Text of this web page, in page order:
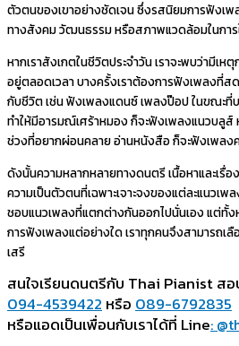
ตัวตนของเขาอย่างชัดเจน ซึ่งรสนิยมการฟังเ
ทางสังคม วัฒนธรรม หรือสภาพแวดล้อมในการ
หากเราสังเกตในชีวิตประจำวัน เราจะพบว่ามีเ
อยู่ตลอดเวลา บางครั้งเราต้องการฟังเพลงที่ส
กับชีวิต เช่น ฟังเพลงแดนซ์ เพลงป๊อป ในขณะที่
ทำให้มีอารมณ์เศร้าหมอง ก็จะฟังเพลงแนวบลูส์
ช่วงที่อยากผ่อนคลาย อ่านหนังสือ ก็จะฟังเพลง
ดังนั้นความหลากหลายทางดนตรี เนื้อหาและเรื่
ความเป็นตัวตนที่เฉพาะเจาะจงของแต่ละแนวเพ
ชอบแนวเพลงที่แตกต่างกันออกไปนั่นเอง แต่ทั้
การฟังเพลงแต่อย่างใด เราทุกคนจึงสามารถเ
เสรี
สนใจเรียนดนตรีกับ Thai Pianistสอ
094-4539422หรือ089-6792835
หรือแอดเป็นเพื่อนกับเราได้ที่ Line: